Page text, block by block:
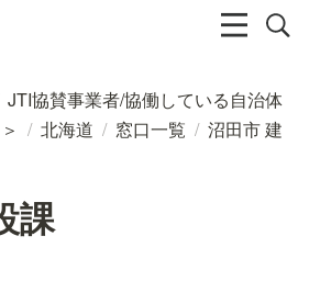
JTI協賛事業者/協働している自治体
/ 北海道 / 窓口一覧 / 沼田市 建
課